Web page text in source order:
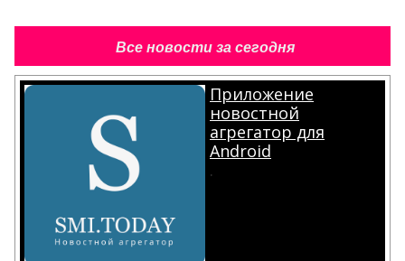
Все новости за сегодня
Приложение
новостной
агрегатор для
Android
.